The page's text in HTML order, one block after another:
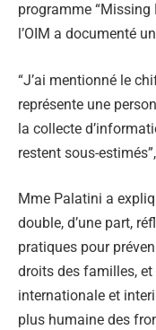
programme
l’OIM a documenté
“J’ai mentionné le
représente une
la collecte
restent sous-
Mme Palatini a
double, d’une part,
pratiques pour
droits des familles, et
internationale et
plus humaine des